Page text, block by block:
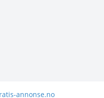
annonse.no